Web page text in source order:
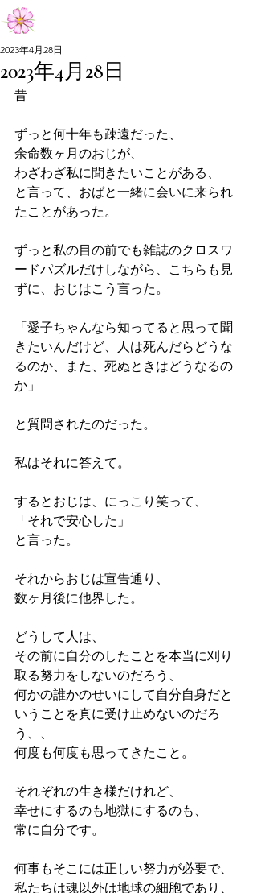
Aiko Matsumoto Official Site
2023年4月28日
2023年4月28日
昔
ずっと何十年も疎遠だった、
余命数ヶ月のおじが、
わざわざ私に聞きたいことがある、
と言って、おばと一緒に会いに来られ
たことがあった。
ずっと私の目の前でも雑誌のクロスワ
ードパズルだけしながら、こちらも見
ずに、おじはこう言った。
「愛子ちゃんなら知ってると思って聞
きたいんだけど、人は死んだらどうな
るのか、また、死ぬときはどうなるの
か」
と質問されたのだった。
私はそれに答えて。
するとおじは、にっこり笑って、
「それで安心した」
と言った。
それからおじは宣告通り、
数ヶ月後に他界した。
どうして人は、
その前に自分のしたことを本当に刈り
取る努力をしないのだろう、
何かの誰かのせいにして自分自身だと
いうことを真に受け止めないのだろ
う、、
何度も何度も思ってきたこと。
それぞれの生き様だけれど、
幸せにするのも地獄にするのも、
常に自分です。
何事もそこには正しい努力が必要で、
私たちは魂以外は地球の細胞であり、